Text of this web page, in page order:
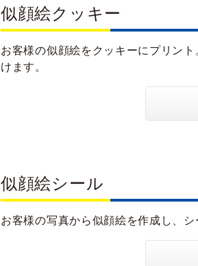
似顔絵クッキー
お客様の似顔絵をクッキーにプリン
けます。
似顔絵シール
お客様の写真から似顔絵を作成し、シ